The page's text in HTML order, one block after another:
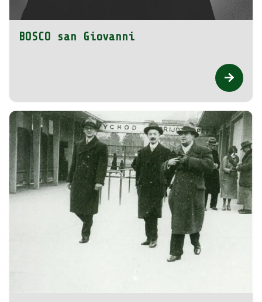
BOSCO san Giovanni